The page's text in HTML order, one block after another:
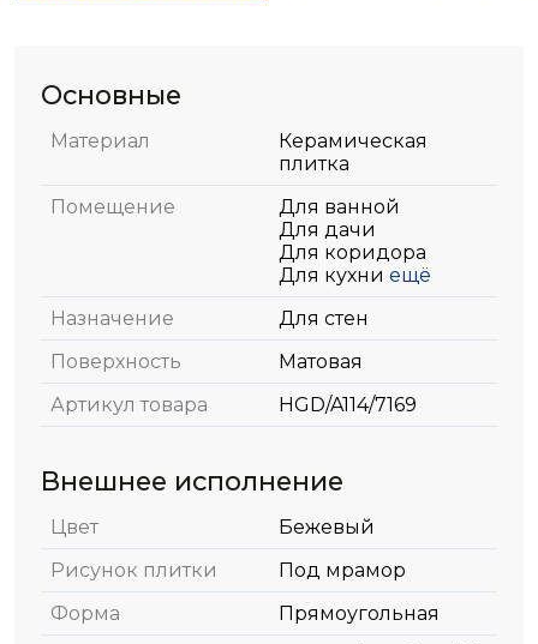
Основные
Материал
Керамическая
плитка
Помещение
Для ванной
Для дачи
Для коридора
Для кухни ещё
Назначение
Для стен
Поверхность
Матовая
Артикул товара
HGD/A114/7169
Внешнее исполнение
Цвет
Бежевый
Рисунок плитки
Под мрамор
Форма
Прямоугольная